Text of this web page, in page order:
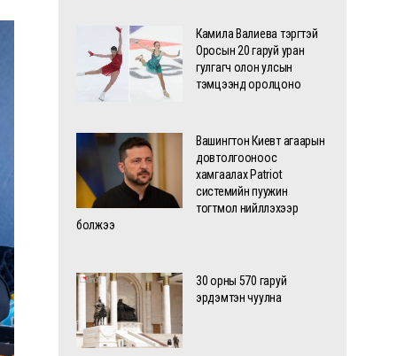
Камила Валиева тэргүүтэй
Оросын 20 гаруй уран
гулгагч олон улсын
тэмцээнд оролцоно
Вашингтон Киевт агаарын
довтолгооноос
хамгаалах Patriot
системийн пуужин
тогтмол нийлүүлэхээр
болжээ
30 орны 570 гаруй
эрдэмтэн чуулна